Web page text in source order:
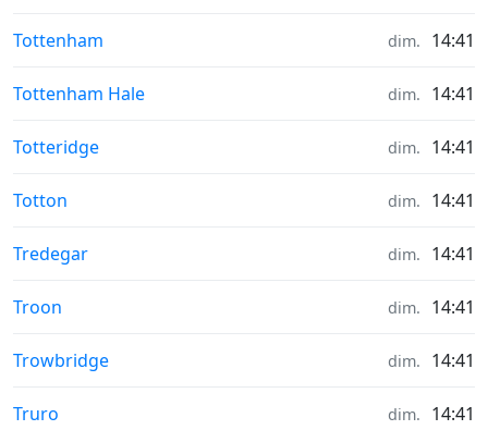
Météo in
Tottenham dim. 14:41
Météo in
Tottenham Hale dim. 14:41
Météo in
Totteridge dim. 14:41
Météo in
Totton dim. 14:41
Météo in
Tredegar dim. 14:41
Météo in
Troon dim. 14:41
Météo in
Trowbridge dim. 14:41
Météo in
Truro dim. 14:41